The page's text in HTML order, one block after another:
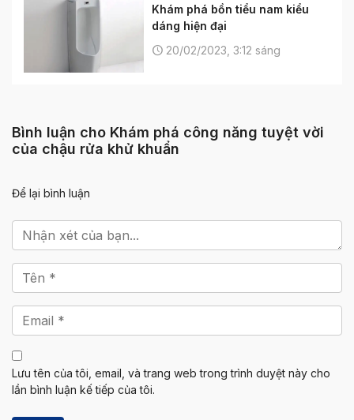
Khám phá bồn tiểu nam kiểu
dáng hiện đại
20/02/2023, 3:12 sáng
Bình luận cho Khám phá công năng tuyệt vời
của chậu rửa khử khuẩn
Để lại bình luận
Lưu tên của tôi, email, và trang web trong trình duyệt này cho
lần bình luận kế tiếp của tôi.